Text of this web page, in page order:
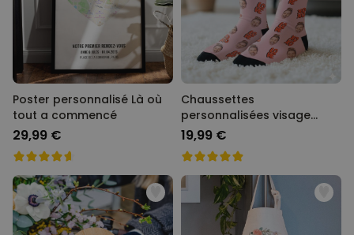
Poster personnalisé Là où
tout a commencé
29,99 €
Chaussettes
personnalisées visage
différents designs
19,99 €